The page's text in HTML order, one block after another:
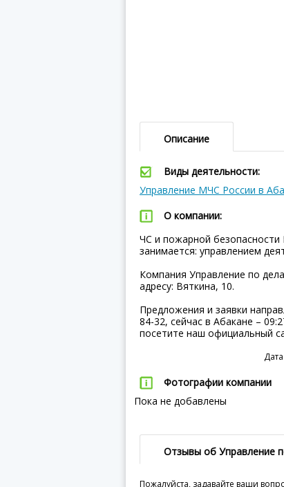
Описание
Виды деятельности:
Управление МЧС России в
О компании:
ЧС и пожарной безопасности
занимается: управлением
Компания Управление по
адресу: Вяткина, 10.
Предложения и заявки
84-32, сейчас в Абакане –
посетите наш официальный
Фотографии компании
Пока не добавлены
Отзывы об Управление
Пожалуйста, задавайте ваши